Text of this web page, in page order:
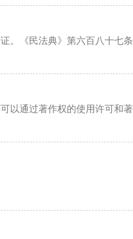
。《民法典》第六百八十七
以通过著作权的使用许可和